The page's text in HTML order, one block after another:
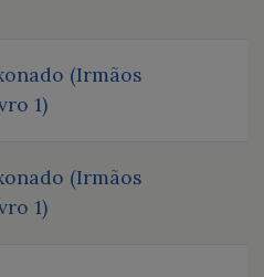
(Irmãos
1)
(Irmãos
1)